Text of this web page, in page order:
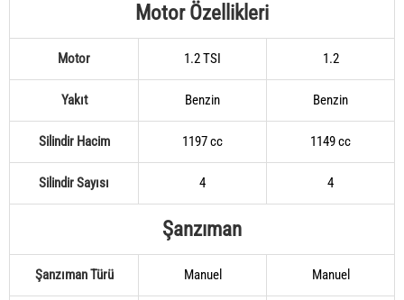
Motor Özellikleri
Motor 1.2 TSI 1.2
Yakıt Benzin Benzin
Silindir Hacim 1197 cc 1149 cc
Silindir Sayısı 4 4
Şanzıman
Şanzıman Türü Manuel Manuel